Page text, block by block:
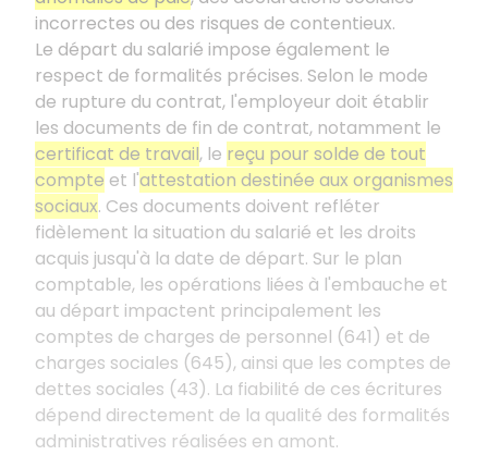
incorrectes ou des risques de contentieux.
Le départ du salarié impose également le
respect de formalités précises. Selon le mode
de rupture du contrat, l'employeur doit établir
les documents de fin de contrat, notamment le
certificat de travail, le reçu pour solde de tout
compte et l'attestation destinée aux organismes
sociaux. Ces documents doivent refléter
fidèlement la situation du salarié et les droits
acquis jusqu'à la date de départ. Sur le plan
comptable, les opérations liées à l'embauche et
au départ impactent principalement les
comptes de charges de personnel (641) et de
charges sociales (645), ainsi que les comptes de
dettes sociales (43). La fiabilité de ces écritures
dépend directement de la qualité des formalités
administratives réalisées en amont.